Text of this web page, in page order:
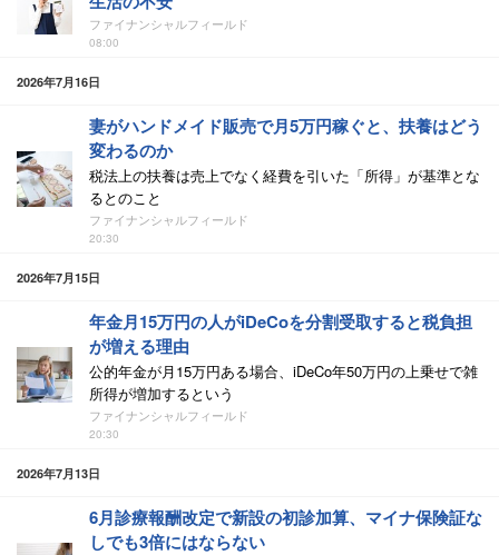
ファイナンシャルフィールド
08:00
2026年7月16日
妻がハンドメイド販売で月5万円稼ぐと、扶養はどう
変わるのか
税法上の扶養は売上でなく経費を引いた「所得」が基準とな
るとのこと
ファイナンシャルフィールド
20:30
2026年7月15日
年金月15万円の人がiDeCoを分割受取すると税負担
が増える理由
公的年金が月15万円ある場合、iDeCo年50万円の上乗せで雑
所得が増加するという
ファイナンシャルフィールド
20:30
2026年7月13日
6月診療報酬改定で新設の初診加算、マイナ保険証な
しでも3倍にはならない